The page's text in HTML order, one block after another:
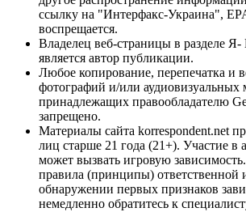
ссылку на "Интерфакс-Украина",
воспрещается.
Владелец веб-страницы в разделе Я-
является автор публикации.
Любое копирование, перепечатка и
фотографий и/или аудиовизуальных
принадлежащих правообладателю
запрещено.
Материалы сайта korrespondent.net
лиц старше 21 года (21+). Участие в
может вызвать игровую
правила (принципы) ответственной
обнаружении первых признаков
немедленно обратитесь к